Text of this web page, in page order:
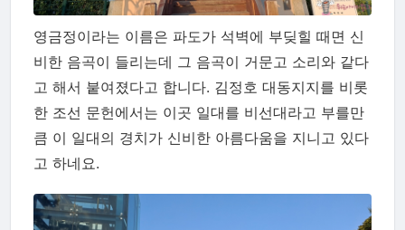
영금정이라는 이름은 파도가 석벽에 부딪힐 때면 신
비한 음곡이 들리는데 그 음곡이 거문고 소리와 같다
고 해서 붙여졌다고 합니다. 김정호 대동지지를 비롯
한 조선 문헌에서는 이곳 일대를 비선대라고 부를만
큼 이 일대의 경치가 신비한 아름다움을 지니고 있다
고 하네요.